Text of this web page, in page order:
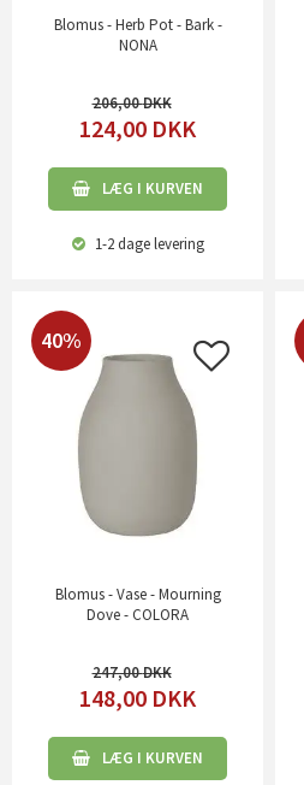
Blomus - Herb Pot - Bark -
NONA
206,00
124,00 DKK
LÆG I KURVEN
1-2 dagelevering
40%
Blomus - Vase - Mourning
Dove - COLORA
247,00
148,00 DKK
LÆG I KURVEN